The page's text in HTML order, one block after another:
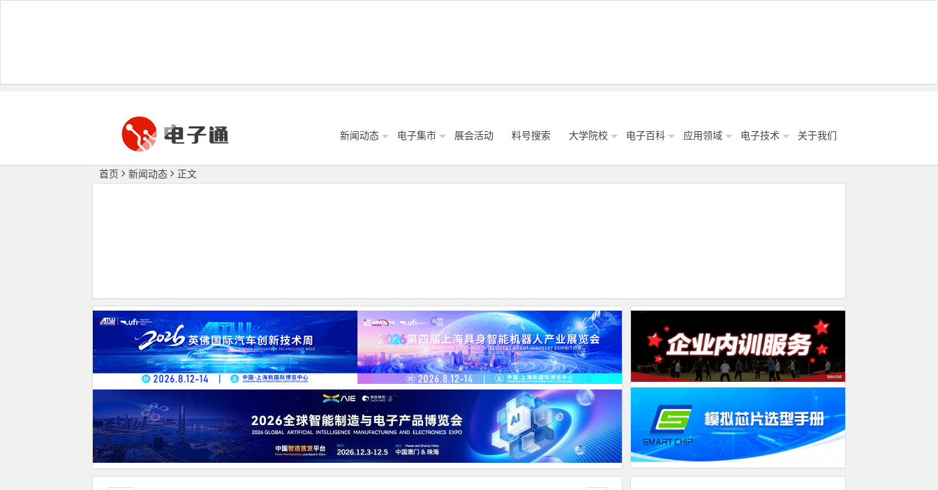
新闻动态 电子集市 展会活动 料号搜索 大学院校 电子百科 应用领域 电子技术 关于我们
首页 新闻动态 正文